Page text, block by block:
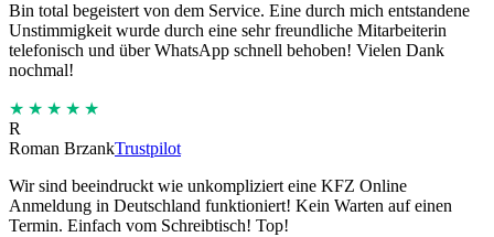
Bin total begeistert von dem Service. Eine durch mich entstandene
Unstimmigkeit wurde durch eine sehr freundliche Mitarbeiterin
telefonisch und über WhatsApp schnell behoben! Vielen Dank
nochmal!
★★★★★
R
Roman BrzankTrustpilot
Wir sind beeindruckt wie unkompliziert eine KFZ Online
Anmeldung in Deutschland funktioniert! Kein Warten auf einen
Termin. Einfach vom Schreibtisch! Top!